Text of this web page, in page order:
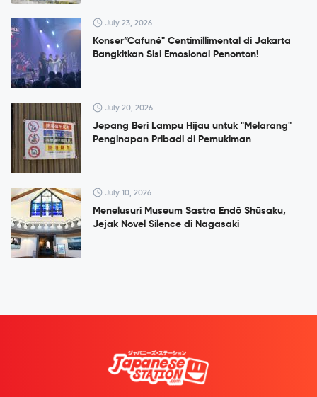
July 23, 2026
Konser”Cafuné" Centimillimental di Jakarta
Bangkitkan Sisi Emosional Penonton!
July 20, 2026
Jepang Beri Lampu Hijau untuk "Melarang"
Penginapan Pribadi di Pemukiman
July 10, 2026
Menelusuri Museum Sastra Endō Shūsaku,
Jejak Novel Silence di Nagasaki